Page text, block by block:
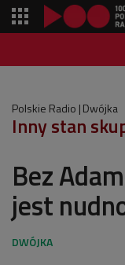
Polskie Radio Dwójka
Inny stan
Bez
jest